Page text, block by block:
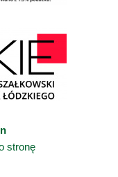
stronę